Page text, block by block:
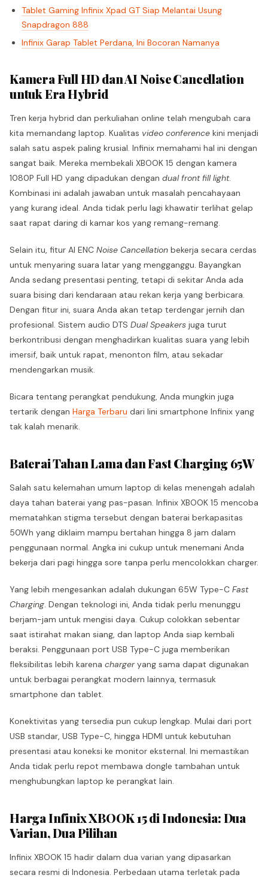
Tablet Gaming Infinix Xpad GT Siap Melantai Usung
Snapdragon 888
Infinix Garap Tablet Perdana, Ini Bocoran Namanya
Kamera Full HD dan AI Noise Cancellation
untuk Era Hybrid
Tren kerja hybrid dan perkuliahan online telah mengubah cara
kita memandang laptop. Kualitas video conference kini menjadi
salah satu aspek paling krusial. Infinix memahami hal ini dengan
sangat baik. Mereka membekali XBOOK 15 dengan kamera
1080P Full HD yang dipadukan dengan dual front fill light.
Kombinasi ini adalah jawaban untuk masalah pencahayaan
yang kurang ideal. Anda tidak perlu lagi khawatir terlihat gelap
saat rapat daring di kamar kos yang remang-remang.
Selain itu, fitur AI ENC Noise Cancellation bekerja secara cerdas
untuk menyaring suara latar yang mengganggu. Bayangkan
Anda sedang presentasi penting, tetapi di sekitar Anda ada
suara bising dari kendaraan atau rekan kerja yang berbicara.
Dengan fitur ini, suara Anda akan tetap terdengar jernih dan
profesional. Sistem audio DTS Dual Speakers juga turut
berkontribusi dengan menghadirkan kualitas suara yang lebih
imersif, baik untuk rapat, menonton film, atau sekadar
mendengarkan musik.
Bicara tentang perangkat pendukung, Anda mungkin juga
tertarik dengan Harga Terbaru dari lini smartphone Infinix yang
tak kalah menarik.
Baterai Tahan Lama dan Fast Charging 65W
Salah satu kelemahan umum laptop di kelas menengah adalah
daya tahan baterai yang pas-pasan. Infinix XBOOK 15 mencoba
mematahkan stigma tersebut dengan baterai berkapasitas
50Wh yang diklaim mampu bertahan hingga 8 jam dalam
penggunaan normal. Angka ini cukup untuk menemani Anda
bekerja dari pagi hingga sore tanpa perlu mencolokkan charger.
Yang lebih mengesankan adalah dukungan 65W Type-C Fast
Charging. Dengan teknologi ini, Anda tidak perlu menunggu
berjam-jam untuk mengisi daya. Cukup colokkan sebentar
saat istirahat makan siang, dan laptop Anda siap kembali
beraksi. Penggunaan port USB Type-C juga memberikan
fleksibilitas lebih karena chargeryang sama dapat digunakan
untuk berbagai perangkat modern lainnya, termasuk
smartphone dan tablet.
Konektivitas yang tersedia pun cukup lengkap. Mulai dari port
USB standar, USB Type-C, hingga HDMI untuk kebutuhan
presentasi atau koneksi ke monitor eksternal. Ini memastikan
Anda tidak perlu repot membawa dongle tambahan untuk
menghubungkan laptop ke perangkat lain.
Harga Infinix XBOOK 15 di Indonesia: Dua
Varian, Dua Pilihan
Infinix XBOOK 15 hadir dalam dua varian yang dipasarkan
secara resmi di Indonesia. Perbedaan utama terletak pada